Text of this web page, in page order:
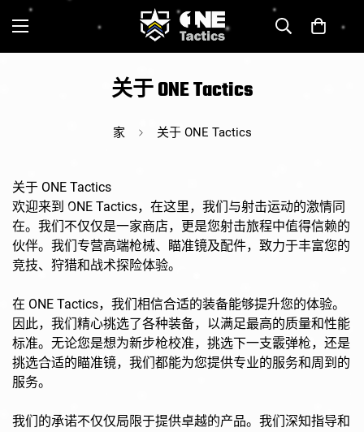
关于 ONE Tactics
家 关于 ONE Tactics
关于 ONE Tactics
欢迎来到 ONE Tactics，在这里，我们与射击运动的激情同
在。我们不仅仅是一家商店，更是您射击旅程中值得信赖的
伙伴。我们专营高端枪械、瞄准镜及配件，致力于丰富您的
竞技、狩猎和战术探险体验。
在 ONE Tactics，我们相信合适的装备能够提升您的体验。
因此，我们精心挑选了各种装备，以满足最高的质量和性能
标准。无论您是想为新步枪校准，挑选下一支霰弹枪，还是
挑选合适的瞄准镜，我们都能为您提供专业的服务和周到的
服务。
我们的承诺不仅仅局限于提供卓越的产品。我们深知指导和